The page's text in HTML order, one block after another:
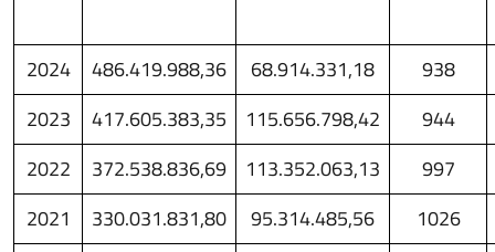
2024 486.419.988,36 68.914.331,18
938
2023
417.605.383,35 115.656.798,42
944
2022
372.538.836,69 113.352.063,13
997
2021
330.031.831,80 95.314.485,56
1026